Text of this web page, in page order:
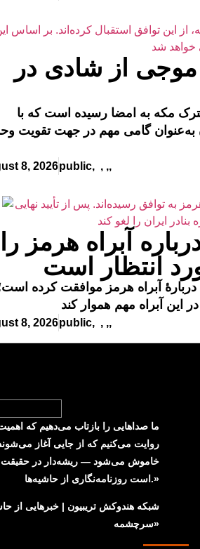
از شادی در
مکه به امضا رسیده است که با
به‌عنوان گامی مهم در جهت تقویت
8, 2026public, ,,,
آبراه هرمز را
انتظار است
آبراه هرمز موافقت کرده
این آبراه مهم هموار کند
8, 2026public, ,,,
روایت می‌کنیم که از جایی آغاز
خاموش می‌شود — ریشه‌دار در حقیقت و
است روزنامه‌نگاری از حاشیه‌ها.»
سرچشمه»